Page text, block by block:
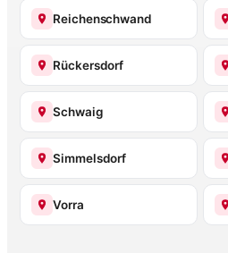
Reichenschwand
Rückersdorf
Schwaig
Simmelsdorf
Vorra